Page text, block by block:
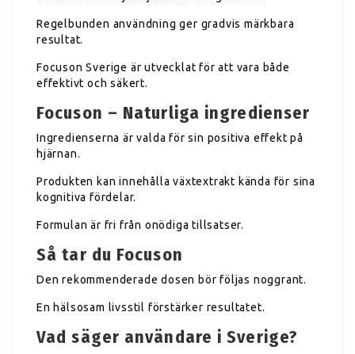
Regelbunden användning ger gradvis märkbara
resultat.
Focuson Sverige är utvecklat för att vara både
effektivt och säkert.
Focuson – Naturliga ingredienser
Ingredienserna är valda för sin positiva effekt på
hjärnan.
Produkten kan innehålla växtextrakt kända för sina
kognitiva fördelar.
Formulan är fri från onödiga tillsatser.
Så tar du Focuson
Den rekommenderade dosen bör följas noggrant.
En hälsosam livsstil förstärker resultatet.
Vad säger användare i Sverige?